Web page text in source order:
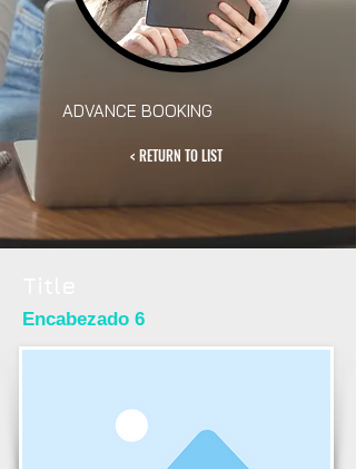
ADVANCE BOOKING
< RETURN TO LIST
Encabezado 6